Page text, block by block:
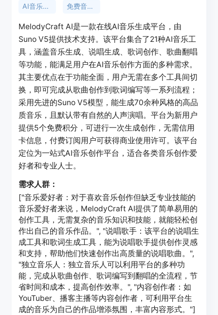
AI音乐生成 免费音乐创作
MelodyCraft AI是一款在线AI音乐生成平台，由
Suno V5提供技术支持。该平台集合了21种AI音乐工
具，涵盖音乐生成、说唱生成、歌词创作、歌曲翻唱
等功能，能满足用户在AI音乐创作方面的多种需求。
其主要优点在于功能全面，用户无需在多个工具间切
换，即可完成从歌曲创作到歌词编写等一系列流程；
采用先进的Suno V5模型，能生成70余种风格的高品
质音乐，且默认带有自然的人声演唱。平台为新用户
提供5个免费积分，可进行一次生成创作，无需信用
卡信息，付费订阅用户可获得商业使用许可。该平台
定位为一站式AI音乐创作平台，适合各类音乐创作爱
好者和专业人士。
需求人群：
["音乐爱好者：对于喜欢音乐创作但缺乏专业技能的
音乐爱好者来说，MelodyCraft AI提供了简单易用的
创作工具，无需复杂的音乐知识和技能，就能轻松创
作出自己的音乐作品。", "说唱歌手：该平台的说唱生
成工具和歌词生成工具，能为说唱歌手提供创作灵感
和支持，帮助他们快速创作出高质量的说唱歌曲。",
"独立音乐人：独立音乐人可以利用平台的多种功
能，完成从歌曲创作、歌词编写到翻唱的全流程，节
省时间和成本，提高创作效率。", "内容创作者：如
YouTuber、播客主播等内容创作者，可利用平台生
成的音乐为自己的作品增添氛围，丰富内容形式。"]